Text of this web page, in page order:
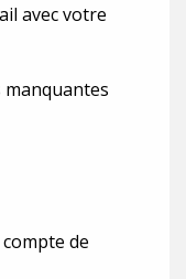
avec votre
manquantes
de